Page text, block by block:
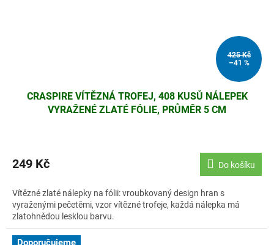
425 Kč
–41 %
CRASPIRE VÍTĚZNÁ TROFEJ, 408 KUSŮ NÁLEPEK
VYRAŽENÉ ZLATÉ FÓLIE, PRŮMĚR 5 CM
249 Kč Do košíku
Vítězné zlaté nálepky na fólii: vroubkovaný design hran s
vyraženými pečetěmi, vzor vítězné trofeje, každá nálepka má
zlatohnědou lesklou barvu.
Doporučujeme